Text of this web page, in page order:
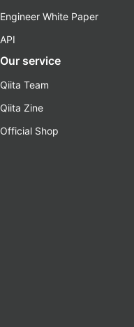
Engineer White Paper
API
Our service
Qiita Team
Qiita Zine
Official Shop